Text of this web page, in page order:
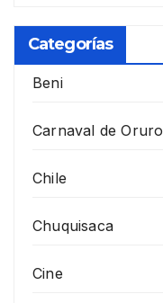
Categorías
Beni
Carnaval de Oruro
Chile
Chuquisaca
Cine